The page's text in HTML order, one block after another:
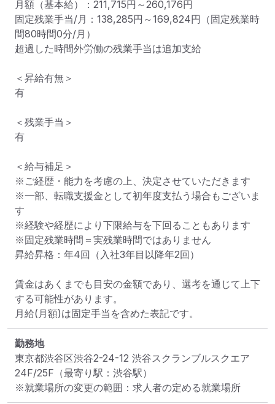
月額（基本給）：211,715円～260,176円
固定残業手当/月：138,285円～169,824円（固定残業時
間80時間0分/月）
超過した時間外労働の残業手当は追加支給
＜昇給有無＞
有
＜残業手当＞
有
＜給与補足＞
※ご経歴・能力を考慮の上、決定させていただきます
※一部、転職支援金として初年度支払う場合もございま
す
※経験や経歴により下限給与を下回ることもあります
※固定残業時間＝実残業時間ではありません
昇給昇格：年4回（入社3年目以降年2回）
賃金はあくまでも目安の金額であり、選考を通じて上下
する可能性があります。
月給(月額)は固定手当を含めた表記です。
勤務地
東京都渋谷区渋谷2-24-12 渋谷スクランブルスクエア
24F/25F （最寄り駅：渋谷駅）
※就業場所の変更の範囲：求人者の定める就業場所